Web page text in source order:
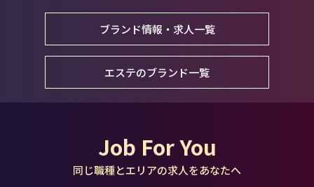
ブランド情報・求人一覧
エステのブランド一覧
Job For You
同じ職種とエリアの求人をあなたへ